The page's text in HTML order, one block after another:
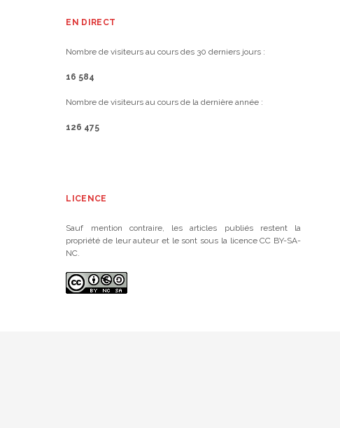
EN DIRECT
Nombre de visiteurs au cours des 30 derniers jours :
16 584
Nombre de visiteurs au cours de la dernière année :
126 475
LICENCE
Sauf mention contraire, les articles publiés restent la
propriété de leur auteur et le sont sous la licence CC BY-SA-
NC.